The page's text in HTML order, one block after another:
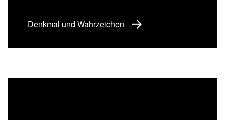
Denkmal und Wahrzeichen